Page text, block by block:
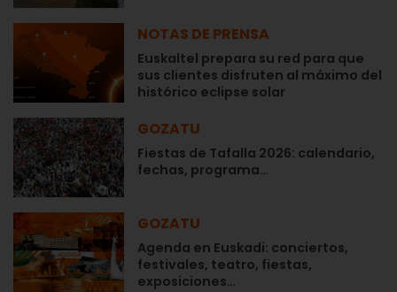
NOTAS DE PRENSA
Euskaltel prepara su red para que
sus clientes disfruten al máximo del
histórico eclipse solar
GOZATU
Fiestas de Tafalla 2026: calendario,
fechas, programa…
GOZATU
Agenda en Euskadi: conciertos,
festivales, teatro, fiestas,
exposiciones…